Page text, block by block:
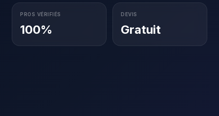
PROS VÉRIFIÉS
100%
DEVIS
Gratuit